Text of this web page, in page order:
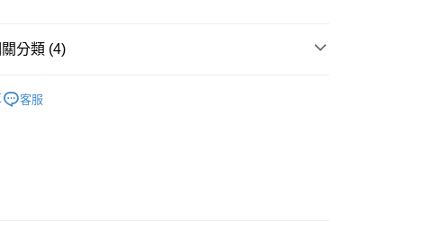
訊連結打開帳單後，可選擇「超商條碼／台灣大直營門市／銀行轉
項】
分類 (4)
客服